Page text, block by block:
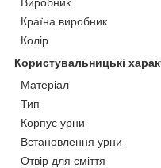
Країна виробник
Колір
Користувальницькі
Матеріал
Тип
Корпус урни
Встановлення урни
Отвір для сміття